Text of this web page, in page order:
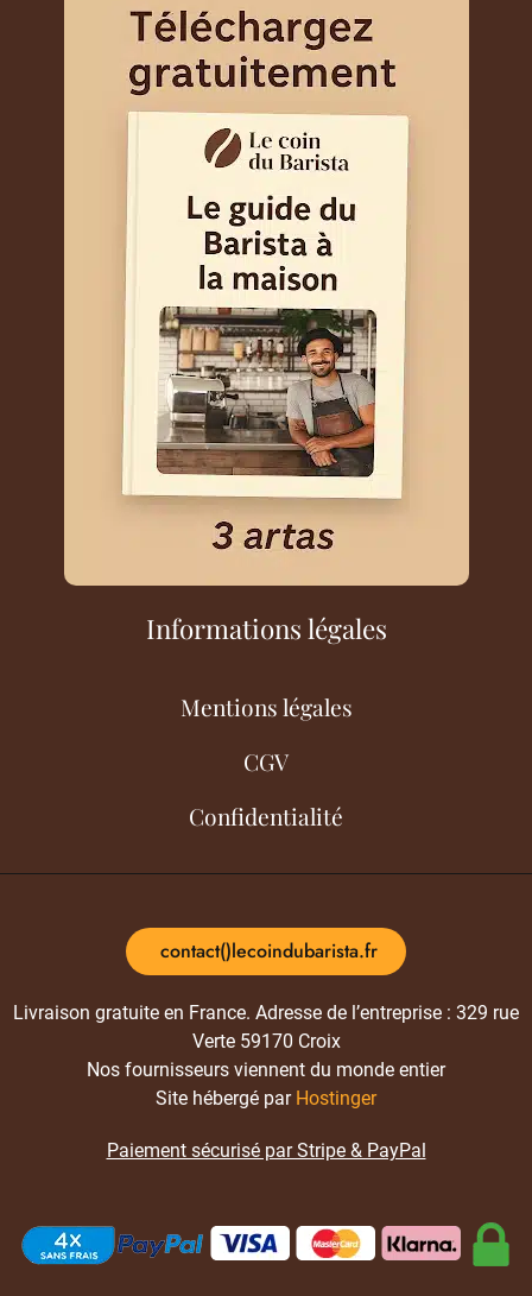
Informations légales
Mentions légales
CGV
Confidentialité
contact()lecoindubarista.fr
Livraison gratuite en France. Adresse de l’entreprise : 329 rue
Verte 59170 Croix
Nos fournisseurs viennent du monde entier
Site hébergé par Hostinger
Paiement sécurisé par Stripe & PayPal